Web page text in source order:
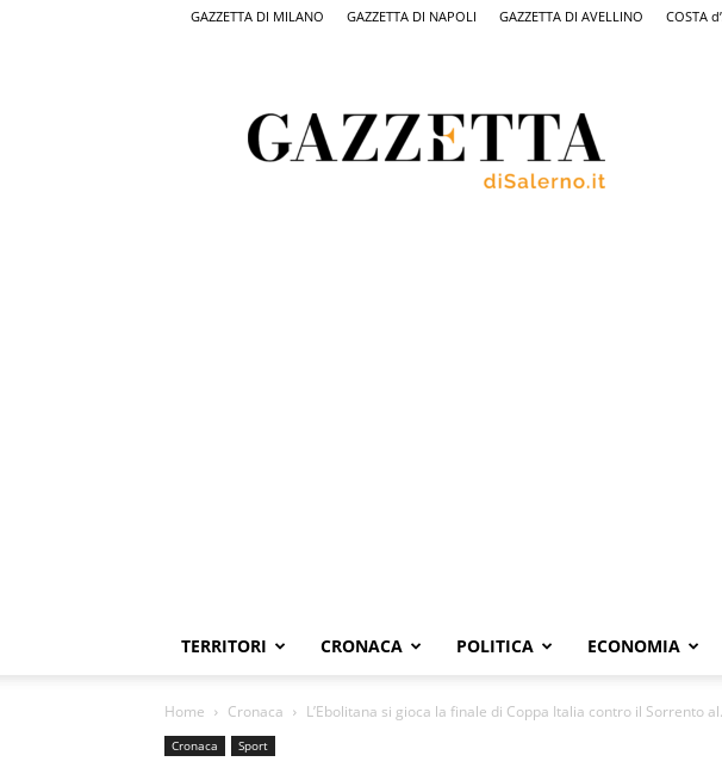
GAZZETTA DI MILANO GAZZETTA DI NAPOLI GAZZETTA DI AVELLINO COSTA
Salerno,
il
quotidiano
TERRITORI CRONACA POLITICA ECONOMIA
Home Cronaca L’Ebolitana si gioca la finale di Coppa Italia contro il Sorrento
Cronaca Sport